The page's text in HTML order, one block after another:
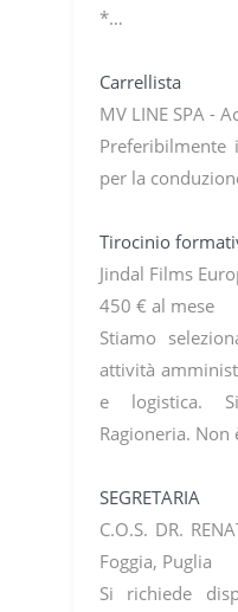
*…
Carrellista
MV LINE SPA -
Preferibilmente
per la
Tirocinio
Jindal Films
450 € al mese
Stiamo
attività
e logistica.
Ragioneria.
SEGRETARIA
C.O.S. DR.
Foggia, Puglia
Si richiede